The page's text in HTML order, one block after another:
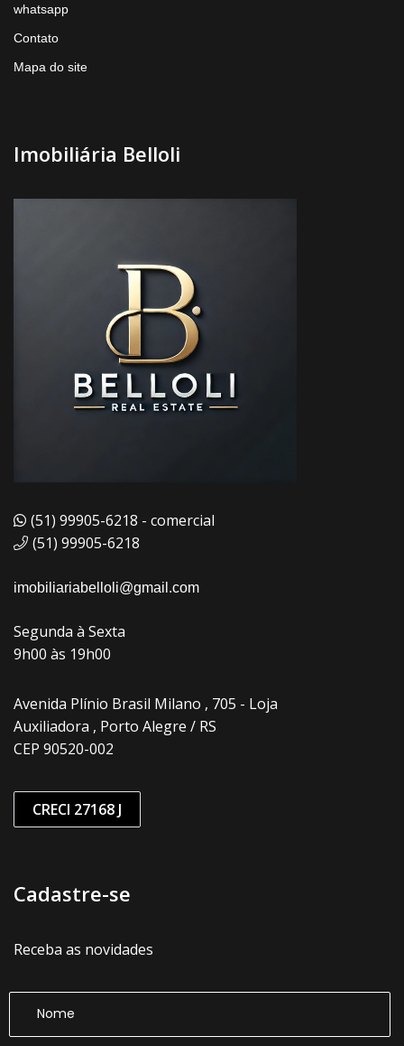
whatsapp
Contato
Mapa do site
Imobiliária Belloli
(51) 99905-6218 - comercial
(51) 99905-6218
imobiliariabelloli@gmail.com
Segunda à Sexta
9h00 às 19h00
Avenida Plínio Brasil Milano , 705 - Loja
Auxiliadora , Porto Alegre / RS
CEP 90520-002
CRECI 27168 J
Cadastre-se
Receba as novidades